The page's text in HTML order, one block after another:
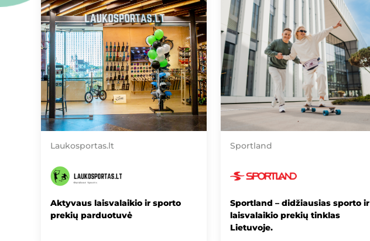
Laukosportas.lt
Aktyvaus laisvalaikio ir sporto
prekių parduotuvė
Sportland
Sportland – didžiausias sporto ir
laisvalaikio prekių tinklas
Lietuvoje.